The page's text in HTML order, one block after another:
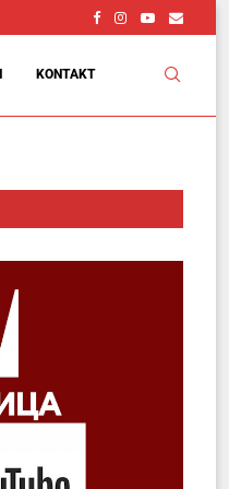
KONTAKT